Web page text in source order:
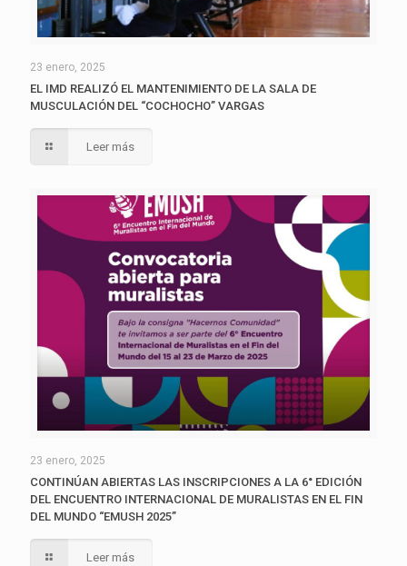
23 enero, 2025
EL IMD REALIZÓ EL MANTENIMIENTO DE LA SALA DE
MUSCULACIÓN DEL “COCHOCHO” VARGAS
Leer más
23 enero, 2025
CONTINÚAN ABIERTAS LAS INSCRIPCIONES A LA 6° EDICIÓN
DEL ENCUENTRO INTERNACIONAL DE MURALISTAS EN EL FIN
DEL MUNDO “EMUSH 2025”
Leer más